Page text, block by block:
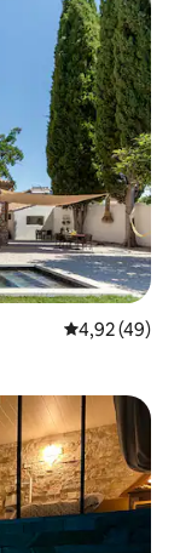
4,92 av 5 i
4,92 (49)